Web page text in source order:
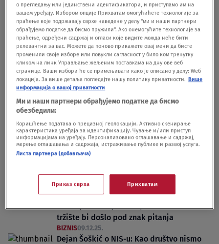
lice, studentski zahtevi su ključni za
oporavak: Piše Dejan Šoškić
BIZNIS02.01.
Pitali smo stručnjake zašto nema evra u
menjačnicama i kakve veze sa tim ima NIS
BIZNIS09.12.25.
Oglas
Šoškić: Dolazak NBS pod sekundarne
tržište bi došlo pod znak pitanja
BIZNIS09.12.25.
Dejan Šoškić o NIS-u: Kao društvo nismo
о прегледању или јединствени идентификатори, и приступамо им на
вашем уређају. Избором опције Прихватам омогућићете технологије за
праћење које подржавају сврхе наведене у делу "ми и наши партнери
обрађујемо податке да бисмо пружили". Ако онемогућите технологије за
праћење, одређени садржај и огласи које видите можда неће бити
релевантни за вас. Можете да поново прикажете овај мени да бисте
променили своје изборе или повукли сагласност у било ком тренутку
кликом на линк Управљање жељеним поставкама на дну ове веб
странице. Ваши избори ће се примењивати како је описано у делу: Wеб
локација. За више детаља погледајте нашу политику приватности. Више
информација о вашој приватности
Ми и наши партнери обрађујемо податке да бисмо
обезбедили:
Коришћење података о прецизној геолокацији. Активно скенирање
карактеристика уређаја за идентификацију. Чување и/или приступ
информацијама на уређају. Персонализовано оглашавање и садржај,
мерење оглашавања и садржаја, истраживање публике и развој услуга.
Листа партнера (добављача)
Приказ сврха Прихватам